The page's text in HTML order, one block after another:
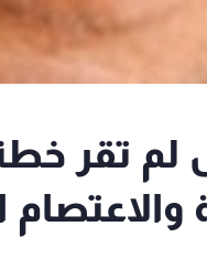
لم تقر